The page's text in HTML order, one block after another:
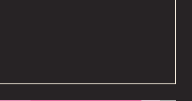
2020 2021